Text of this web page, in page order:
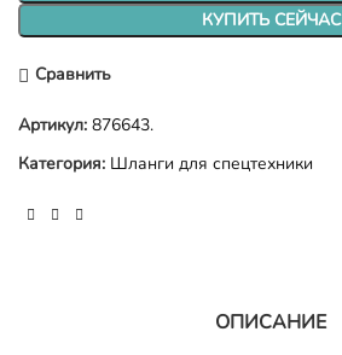
КУПИТЬ СЕЙЧАС
Сравнить
Артикул: 876643.
Категория: Шланги для спецтехники
ОПИСАНИЕ